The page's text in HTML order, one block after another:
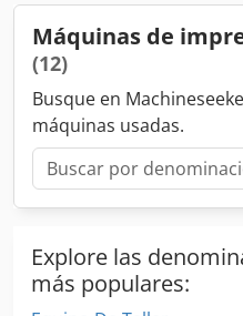
Máquinas de
(12)
Busque en
máquinas usadas.
Explore las
más populares: